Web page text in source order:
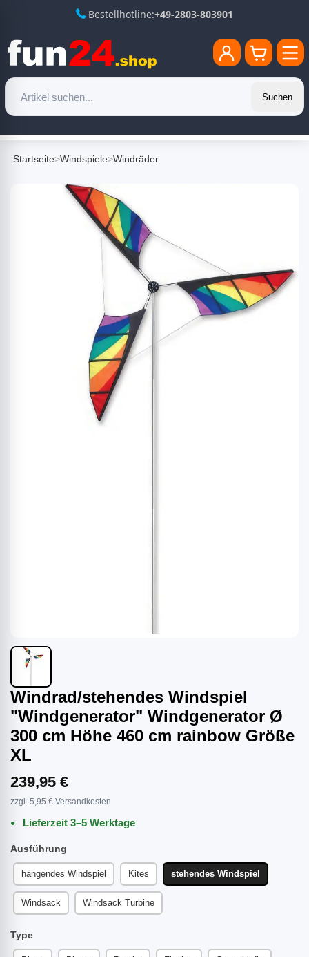
Bestellhotline:+49-2803-803901
Suchen
Startseite>Windspiele>Windräder
Windrad/stehendes Windspiel
"Windgenerator" Windgenerator Ø
300 cm Höhe 460 cm rainbow Größe
XL
239,95 €
zzgl. 5,95 € Versandkosten
Lieferzeit 3–5 Werktage
Ausführung
hängendes Windspiel Kites stehendes Windspiel
Windsack Windsack Turbine
Type